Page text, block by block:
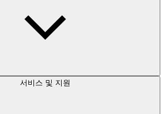
서비스 및 지원